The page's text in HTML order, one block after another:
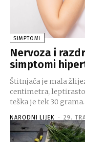
SIMPTOMI
Nervoza i
simptomi
Štitnjača je mala
centimetra,
teška je tek 30
NARODNI LIJEK - 29.